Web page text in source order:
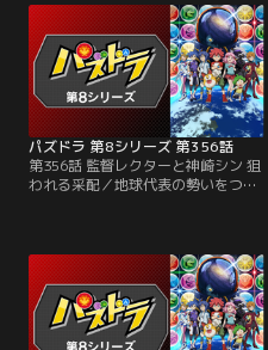
れっ子の天才小説家・ピッツで、締
切前の原稿に追われていたのだっ
た。だがバトルが始まると、ピッツ
は独自の物語を紡いで龍二を引き込
もうとする！
パズドラ 第8シリーズ 第356話
第356話 監督レクターと神崎シン 狙
われる采配／地球代表の勢いをつけ
や、ほとんど試合に出ることのない
監督レクターがステージに上がって
くる。予想が外れたことを疑問に思
うさくらだが、シンはいつも通りに
試合を始めて……。